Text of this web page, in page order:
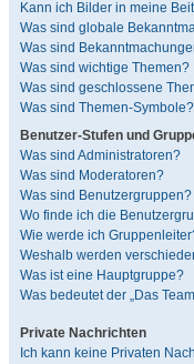
Kann ich Bilder in meine
Was sind globale
Was sind
Was sind wichtige Themen?
Was sind geschlossene
Was sind Themen-Symbole?
Benutzer-Stufen und
Was sind Administratoren?
Was sind Moderatoren?
Was sind Benutzergruppen?
Wo finde ich die
Wie werde ich
Weshalb werden
Was ist eine Hauptgruppe?
Was bedeutet der „Das
Private Nachrichten
Ich kann keine Privaten